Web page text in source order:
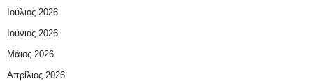
Ιούλιος 2026
Ιούνιος 2026
Μάιος 2026
Απρίλιος 2026